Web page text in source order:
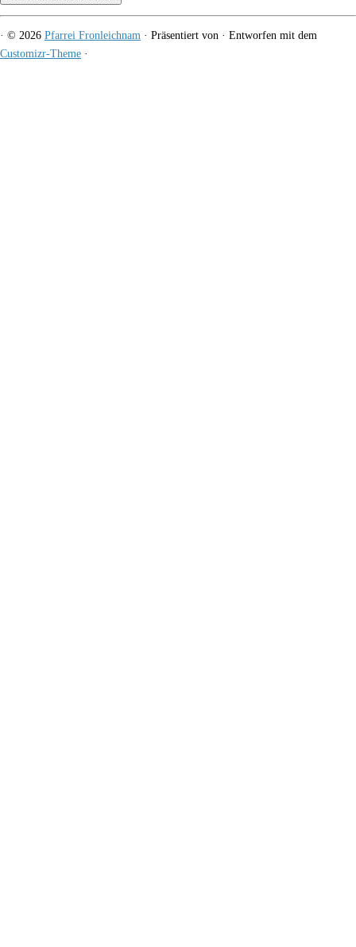
· © 2026 Pfarrei Fronleichnam · Präsentiert von · Entworfen mit dem
Customizr-Theme ·